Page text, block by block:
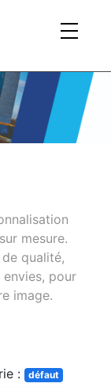
mesure.
qualité,
pour
image.
: défaut